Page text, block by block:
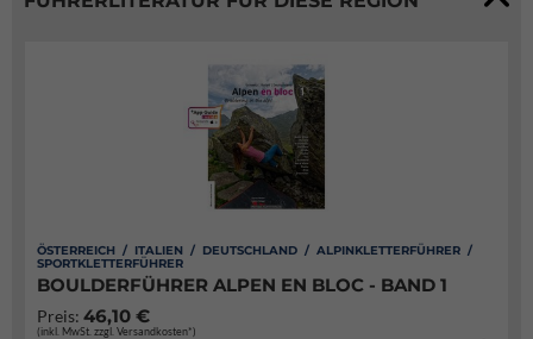
ÖSTERREICH / ITALIEN / DEUTSCHLAND / ALPINKLETTERFÜHRER /
SPORTKLETTERFÜHRER
BOULDERFÜHRER ALPEN EN BLOC - BAND 1
Preis: 46,10 €
(inkl. MwSt. zzgl. Versandkosten*)